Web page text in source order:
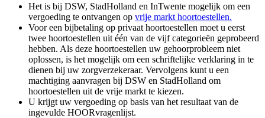
Het is bij DSW, StadHolland en InTwente mogelijk om een
vergoeding te ontvangen op vrije markt hoortoestellen.
Voor een bijbetaling op privaat hoortoestellen moet u eerst
twee hoortoestellen uit één van de vijf categorieën geprobeerd
hebben. Als deze hoortoestellen uw gehoorprobleem niet
oplossen, is het mogelijk om een schriftelijke verklaring in te
dienen bij uw zorgverzekeraar. Vervolgens kunt u een
machtiging aanvragen bij DSW en StadHolland om
hoortoestellen uit de vrije markt te kiezen.
U krijgt uw vergoeding op basis van het resultaat van de
ingevulde HOORvragenlijst.